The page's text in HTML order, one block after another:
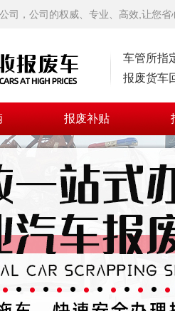
司，公司的权威、专业、高效,让您省
车管所指
报废货车
报废补贴